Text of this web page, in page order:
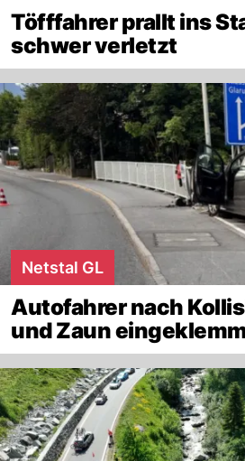
Töfffahrer prallt ins
schwer verletzt
Netstal GL
Autofahrer nach
und Zaun